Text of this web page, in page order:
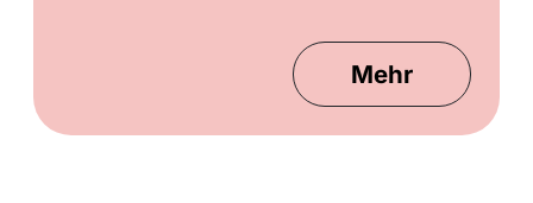
Mehr